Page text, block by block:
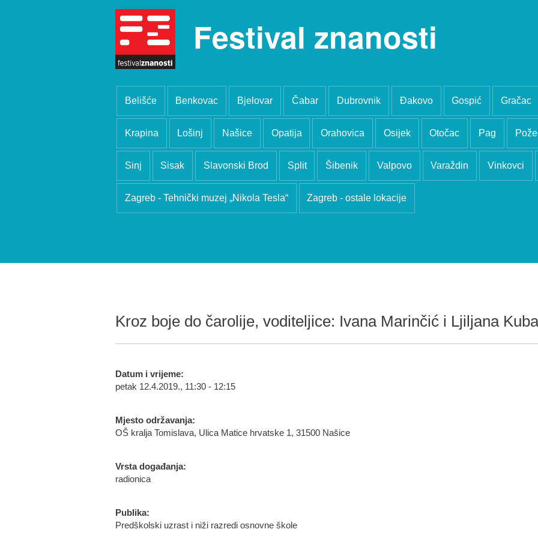
Festival znanosti
Belišće Benkovac Bjelovar Čabar Dubrovnik Đakovo Gospić Gračac
Krapina Lošinj Našice Opatija Orahovica Osijek Otočac Pag
Sinj Sisak Slavonski Brod Split Šibenik Valpovo Varaždin Vinkovci
Zagreb - Tehnički muzej „Nikola Tesla“ Zagreb - ostale lokacije
Kroz boje do čarolije, voditeljice: Ivana Marinčić i Ljiljana
Datum i vrijeme:
petak 12.4.2019., 11:30 - 12:15
Mjesto održavanja:
OŠ kralja Tomislava, Ulica Matice hrvatske 1, 31500 Našice
Vrsta događanja:
radionica
Publika:
Predškolski uzrast i niži razredi osnovne škole